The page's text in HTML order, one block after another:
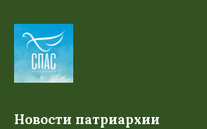
Новости патриархии